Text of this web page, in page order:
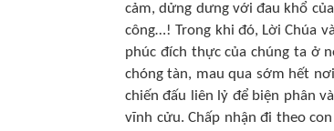
cảm, dửng dưng với đau khổ
công…! Trong khi đó, Lời Chúa
phúc đích thực của chúng ta ở
chóng tàn, mau qua sớm hết
chiến đấu liên lỷ để biện phân
vĩnh cửu. Chấp nhận đi theo